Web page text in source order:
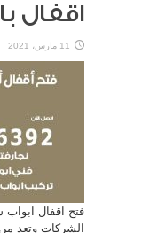
اقفال
11 مارس، 2021
فتح اقفال
الشركات وتعد